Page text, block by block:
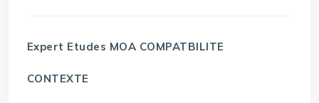
Expert Etudes MOA COMPATBILITE
CONTEXTE